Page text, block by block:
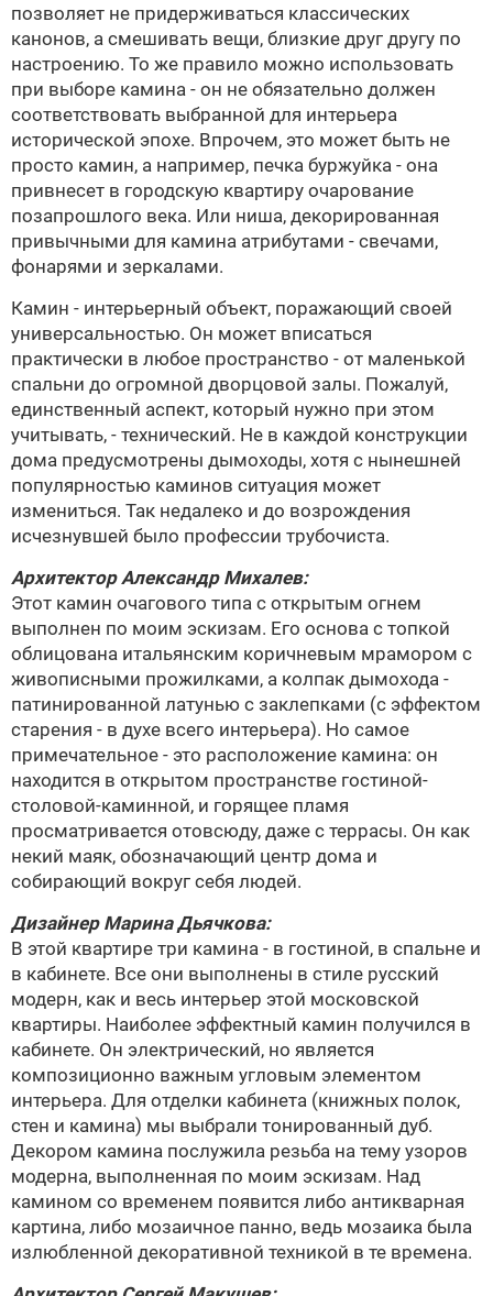
позволяет не придерживаться классических
канонов, а смешивать вещи, близкие друг другу по
настроению. То же правило можно использовать
при выборе камина - он не обязательно должен
соответствовать выбранной для интерьера
исторической эпохе. Впрочем, это может быть не
просто камин, а например, печка буржуйка - она
привнесет в городскую квартиру очарование
позапрошлого века. Или ниша, декорированная
привычными для камина атрибутами - свечами,
фонарями и зеркалами.
Камин - интерьерный объект, поражающий своей
универсальностью. Он может вписаться
практически в любое пространство - от маленькой
спальни до огромной дворцовой залы. Пожалуй,
единственный аспект, который нужно при этом
учитывать, - технический. Не в каждой конструкции
дома предусмотрены дымоходы, хотя с нынешней
популярностью каминов ситуация может
измениться. Так недалеко и до возрождения
исчезнувшей было профессии трубочиста.
АрхитекторАлександр Михалев:
Этот камин очагового типа с открытым огнем
выполнен по моим эскизам. Его основа с топкой
облицована итальянским коричневым мрамором с
живописными прожилками, а колпак дымохода -
патинированной латунью с заклепками (с эффектом
старения - в духе всего интерьера). Но самое
примечательное - это расположение камина: он
находится в открытом пространстве гостиной-
столовой-каминной, и горящее пламя
просматривается отовсюду, даже с террасы. Он как
некий маяк, обозначающий центр дома и
собирающий вокруг себя людей.
Дизайнер Марина Дьячкова:
В этой квартире три камина - в гостиной, в спальне и
в кабинете. Все они выполнены в стиле русский
модерн, как и весь интерьер этой московской
квартиры. Наиболее эффектный камин получился в
кабинете. Он электрический, но является
композиционно важным угловым элементом
интерьера. Для отделки кабинета (книжных полок,
стен и камина) мы выбрали тонированный дуб.
Декором камина послужила резьба на тему узоров
модерна, выполненная по моим эскизам. Над
камином со временем появится либо антикварная
картина, либо мозаичное панно, ведь мозаика была
излюбленной декоративной техникой в те времена.